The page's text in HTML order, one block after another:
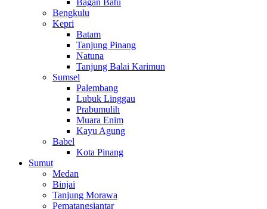
Bagan Batu
Bengkulu
Kepri
Batam
Tanjung Pinang
Natuna
Tanjung Balai Karimun
Sumsel
Palembang
Lubuk Linggau
Prabumulih
Muara Enim
Kayu Agung
Babel
Kota Pinang
Sumut
Medan
Binjai
Tanjung Morawa
Pematangsiantar